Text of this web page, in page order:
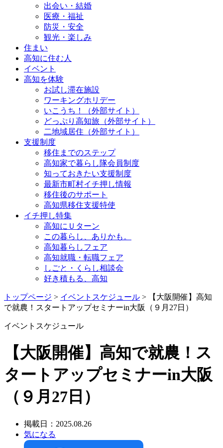
出会い・結婚
医療・福祉
防災・安全
観光・楽しみ
住まい
高知に住む人
イベント
高知を体験
お試し滞在施設
ワーキングホリデー
いこうち！（外部サイト）
どっぷり高知旅（外部サイト）
二地域居住（外部サイト）
支援制度
移住までのステップ
高知家で暮らし隊会員制度
知っておきたい支援制度
最新市町村イチ押し情報
移住後のサポート
高知県移住支援特使
イチ押し特集
高知にＵターン
この暮らし、ありかも。
高知暮らしフェア
高知就職・転職フェア
しごと・くらし相談会
好き積もる、高知
トップページ > イベントスケジュール > 【大阪開催】高知
で就農！スタートアップセミナーin大阪（９月27日）
イベントスケジュール
【大阪開催】高知で就農！ス
タートアップセミナーin大阪
（９月27日）
掲載日：2025.08.26
気になる